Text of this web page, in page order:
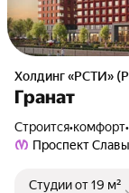
Холдинг «РСТИ»
Гранат
Строится•комфорт•
Проспект Славы
Студииот 19 м²